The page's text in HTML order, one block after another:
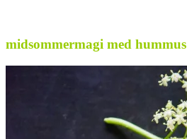
midsommermagi med hummus